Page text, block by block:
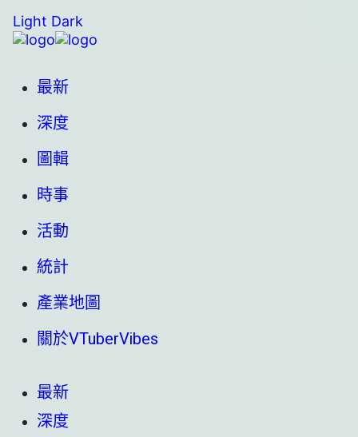
Light Dark
最新
深度
圖輯
時事
活動
統計
產業地圖
關於VTuberVibes
最新
深度